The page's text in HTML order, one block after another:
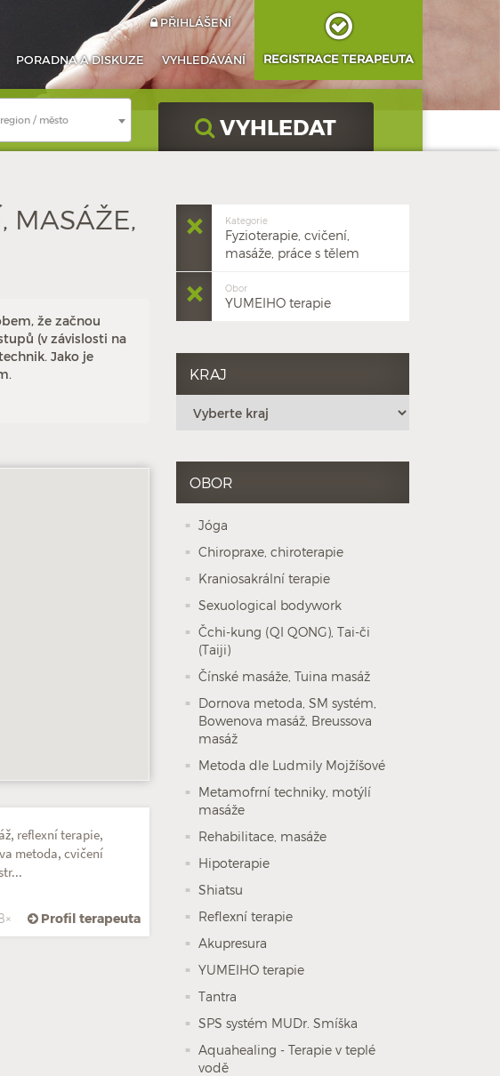
PORADNAA DISKUZE VYHLEDÁVÁNÍ
PŘIHLÁŠENÍ
REGISTRACE TERAPEUTA
/ město VYHLEDAT
MASÁŽE,
že začnou
(v závislosti na
Jako je
reflexní terapie,
metoda, cvičení
Profil terapeuta
Kategorie
Fyzioterapie, cvičení,
masáže, práce s tělem
Obor
YUMEIHO terapie
KRAJ
OBOR
Jóga
Chiropraxe, chiroterapie
Kraniosakrální terapie
Sexuological bodywork
Čchi-kung (QI QONG), Tai-či
(Taiji)
Čínské masáže, Tuina masáž
Dornova metoda, SM systém,
Bowenova masáž, Breussova
masáž
Metoda dle Ludmily Mojžíšové
Metamofrní techniky, motýlí
masáže
Rehabilitace, masáže
Hipoterapie
Shiatsu
Reflexní terapie
Akupresura
YUMEIHO terapie
Tantra
SPS systém MUDr. Smíška
Aquahealing - Terapie v teplé
vodě